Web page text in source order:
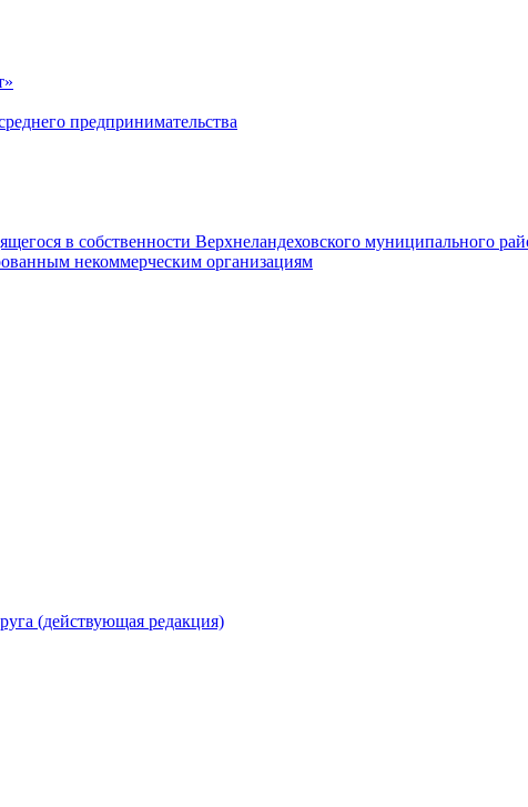
предпринимательства
в собственности Верхнеландеховского муниципального
некоммерческим организациям
(действующая редакция)